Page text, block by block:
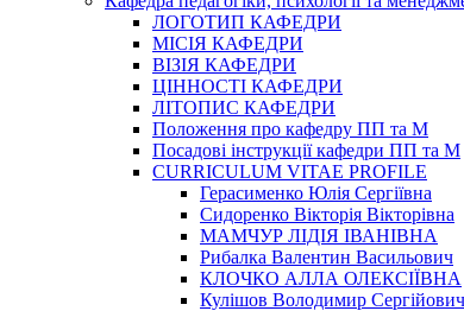
ЛОГОТИП КАФЕДРИ
МІСІЯ КАФЕДРИ
ВІЗІЯ КАФЕДРИ
ЦІННОСТІ КАФЕДРИ
ЛІТОПИС КАФЕДРИ
Положення про кафедру ПП та М
Посадові інструкції кафедри ПП та М
CURRICULUM VITAE PROFILE
Герасименко Юлія Сергіївна
Сидоренко Вікторія Вікторівна
МАМЧУР ЛІДІЯ ІВАНІВНА
Рибалка Валентин Васильович
КЛОЧКО АЛЛА ОЛЕКСІЇВНА
Кулішов Володимир Сергійович